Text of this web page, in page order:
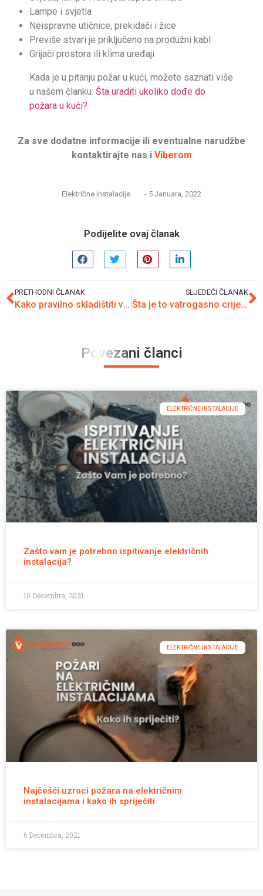
Lampe i svjetla
Neispravne utičnice, prekidači i žice
Previše stvari je priključeno na produžni kabl
Grijači prostora ili klima uređaji
Kada je u pitanju požar u kući, možete saznati više
u našem članku: Šta uraditi ukoliko dođe do
požara u kući?
Za sve dodatne informacije ili eventualne narudžbe
kontaktirajte nas i Viberom
Električne instalacije - 5 Januara, 2022
Podijelite ovaj članak
PRETHODNI ČLANAK
Kako pravilno skladištiti vatrogasni aparat?
SLJEDEĆI ČLANAK
Šta je to vatrogasno crijevo?
Povezani članci
ELEKTRIČNE INSTALACIJE
Zašto vam je potrebno ispitivanje električnih
instalacija?
10 Decembra, 2021
ELEKTRIČNE INSTALACIJE
Najčešći uzroci požara na električnim
instalacijama i kako ih spriječiti
6 Decembra, 2021